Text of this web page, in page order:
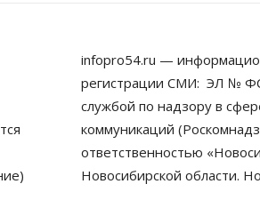
infopro54.ru —
регистрации СМИ: ЭЛ №
службой по надзору в
коммуникаций
ответственностью
Новосибирской области.